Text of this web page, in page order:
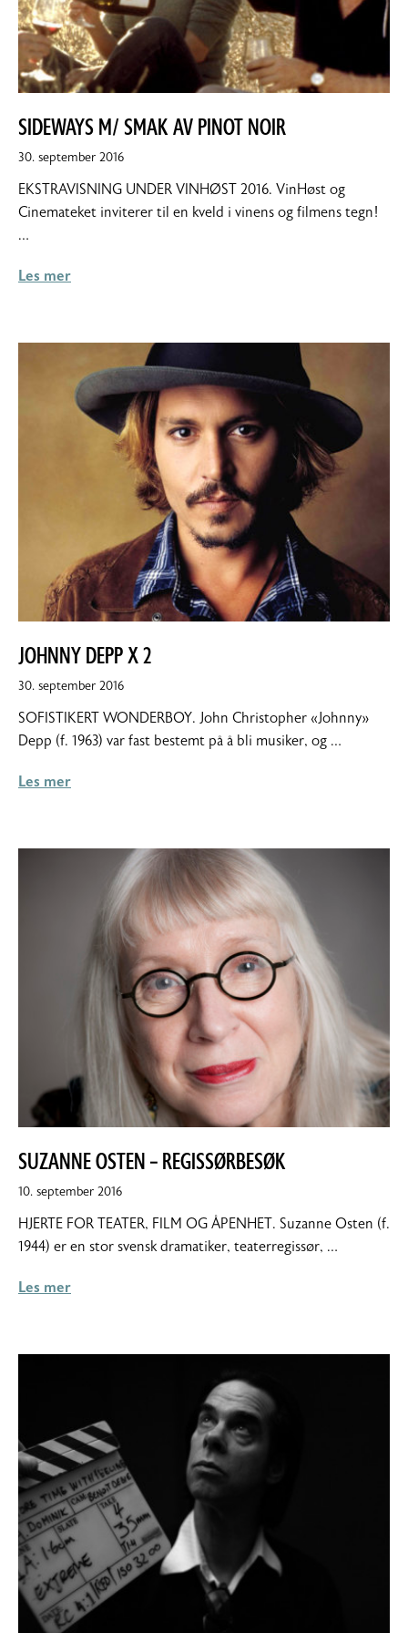
SIDEWAYS M/ SMAK AV PINOT NOIR
30. september 201630.
2016
EKSTRAVISNING UNDER VINHØST 2016. VinHøst og
Cinemateket inviterer til en kveld i vinens og filmens tegn!
…
Les mer
JOHNNY DEPP X 2
30. september 201630.
2016
SOFISTIKERT WONDERBOY. John Christopher «Johnny»
Depp (f. 1963) var fast bestemt på å bli musiker, og …
Les mer
SUZANNE OSTEN – REGISSØRBESØK
10. september 201615.
2016
HJERTE FOR TEATER, FILM OG ÅPENHET. Suzanne Osten (f.
1944) er en stor svensk dramatiker, teaterregissør, …
Les mer